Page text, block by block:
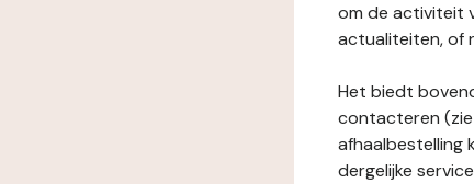
om de activiteit
actualiteiten, of
Het biedt
contacteren
afhaalbestelling
dergelijke